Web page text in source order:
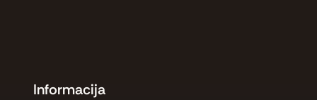
Informacija